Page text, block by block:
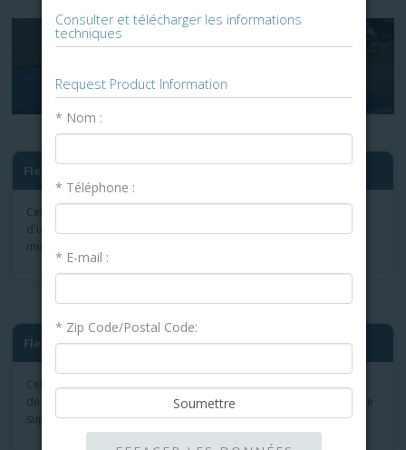
FlexBase ®
Cette toiture en feuille de base est utilisée comme couche initiale
d'une multitude de systèmes de toiture en bitume modifié ou
multicouche appliqués à chaud ou à froid de Garland.
FlexBase® E 80 Base Sheet R...
Cette toiture en rouleau est une feuille de base renforcée de fibre
de verre/polyester avec des fibres KEVLAR
qui offre une résistance
supérieure au mouvement du bâtiment
Consulter et télécharger les informations
techniques
Request Product Information
* Nom :
* Téléphone :
* E-mail :
* Zip Code/Postal Code: